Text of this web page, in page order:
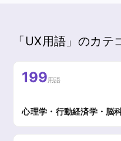
「UX用語」のカテ
199用語
心理学・行動経済学・脳